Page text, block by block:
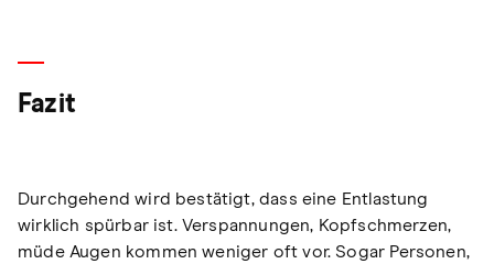
Fazit
Durchgehend wird bestätigt, dass eine Entlastung
wirklich spürbar ist. Verspannungen, Kopfschmerzen,
müde Augen kommen weniger oft vor. Sogar Personen,